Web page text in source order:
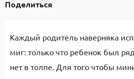
Поделиться
Каждый родитель наверняка
миг: только что ребенок был
нет в толпе. Для того чтобы